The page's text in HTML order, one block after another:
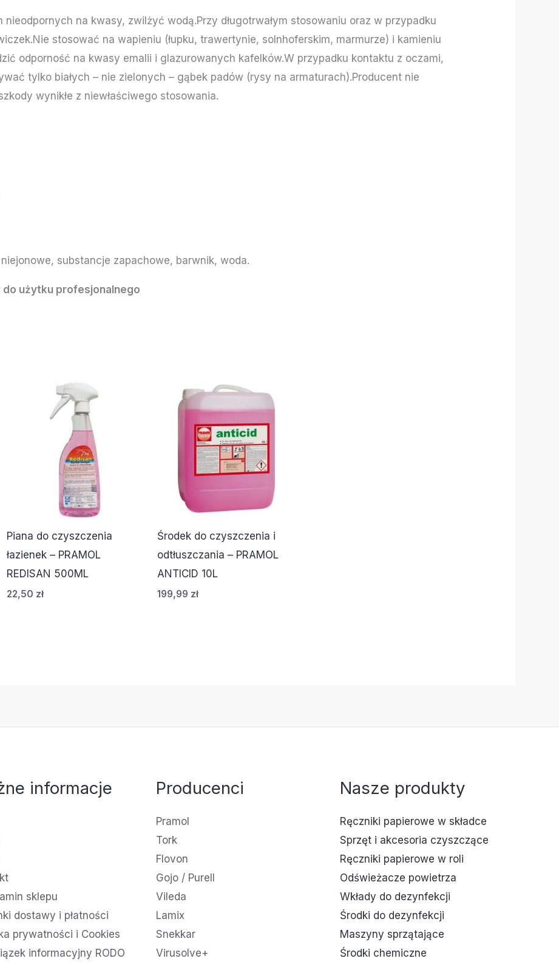
nieodpornych na kwasy, zwilżyć wodą.Przy długotrwałym stosowaniu oraz w przypadku
stosować na wapieniu (łupku, trawertynie, solnhoferskim, marmurze) i kamieniu
odporność na kwasy emalii i glazurowanych kafelków.W przypadku kontaktu z oczami,
tylko białych – nie zielonych – gąbek padów (rysy na armaturach).Producent nie
wynikłe z niewłaściwego stosowania.
substancje zapachowe, barwnik, woda.
użytku profesjonalnego
Piana do czyszczenia
łazienek – PRAMOL
REDISAN 500ML
22,50 zł
Środek do czyszczenia i
odtłuszczania – PRAMOL
ANTICID 10L
199,99 zł
informacje
sklepu
dostawy i płatności
prywatności i Cookies
informacyjny RODO
Producenci
Pramol
Tork
Flovon
Gojo / Purell
Vileda
Lamix
Snekkar
Virusolve+
Nasze produkty
Ręczniki papierowe w składce
Sprzęt i akcesoria czyszczące
Ręczniki papierowe w roli
Odświeżacze powietrza
Wkłady do dezynfekcji
Środki do dezynfekcji
Maszyny sprzątające
Środki chemiczne